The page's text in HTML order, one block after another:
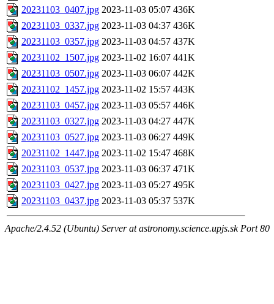
20231103_0407.jpg 2023-11-03 05:07 436K
20231103_0337.jpg 2023-11-03 04:37 436K
20231103_0357.jpg 2023-11-03 04:57 437K
20231102_1507.jpg 2023-11-02 16:07 441K
20231103_0507.jpg 2023-11-03 06:07 442K
20231102_1457.jpg 2023-11-02 15:57 443K
20231103_0457.jpg 2023-11-03 05:57 446K
20231103_0327.jpg 2023-11-03 04:27 447K
20231103_0527.jpg 2023-11-03 06:27 449K
20231102_1447.jpg 2023-11-02 15:47 468K
20231103_0537.jpg 2023-11-03 06:37 471K
20231103_0427.jpg 2023-11-03 05:27 495K
20231103_0437.jpg 2023-11-03 05:37 537K
Apache/2.4.52 (Ubuntu) Server at astronomy.science.upjs.sk Port 80